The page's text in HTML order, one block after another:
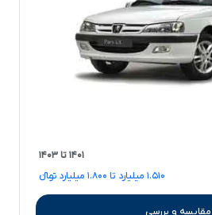
۱۴۰۱ تا ۱۴۰۳
۱.۵۱۰ میلیارد تا ۱.۸۰۰ میلیارد تومانءءء
مقایسه و بررسی